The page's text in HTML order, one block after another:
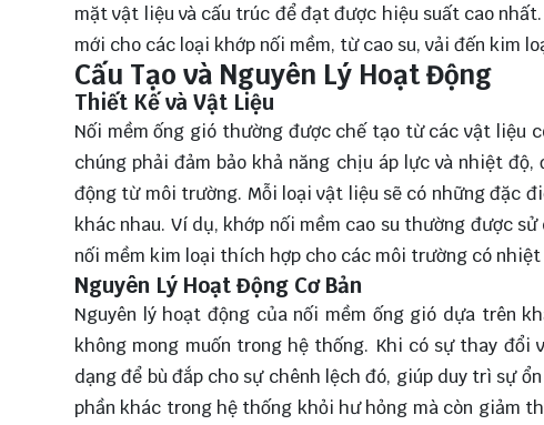
mặt vật liệu và cấu trúc để đạt được hiệu suất cao
mới cho các loại khớp nối mềm, từ cao su, vải đến kim
Cấu Tạo và Nguyên Lý Hoạt Động
Thiết Kế và Vật Liệu
Nối mềm ống gió thường được chế tạo từ các vật liệu
chúng phải đảm bảo khả năng chịu áp lực và nhiệt
động từ môi trường. Mỗi loại vật liệu sẽ có những đặc
khác nhau. Ví dụ, khớp nối mềm cao su thường được
nối mềm kim loại thích hợp cho các môi trường có nhiệt
Nguyên Lý Hoạt Động Cơ Bản
Nguyên lý hoạt động của nối mềm ống gió dựa trên
không mong muốn trong hệ thống. Khi có sự thay đổi
dạng để bù đắp cho sự chênh lệch đó, giúp duy trì sự
phần khác trong hệ thống khỏi hư hỏng mà còn giảm